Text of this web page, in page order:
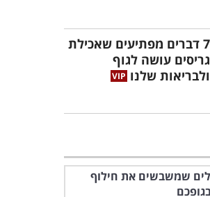
7 דברים מפתיעים שאכילת
גריסים עושה לגוף
ולבריאות שלנו